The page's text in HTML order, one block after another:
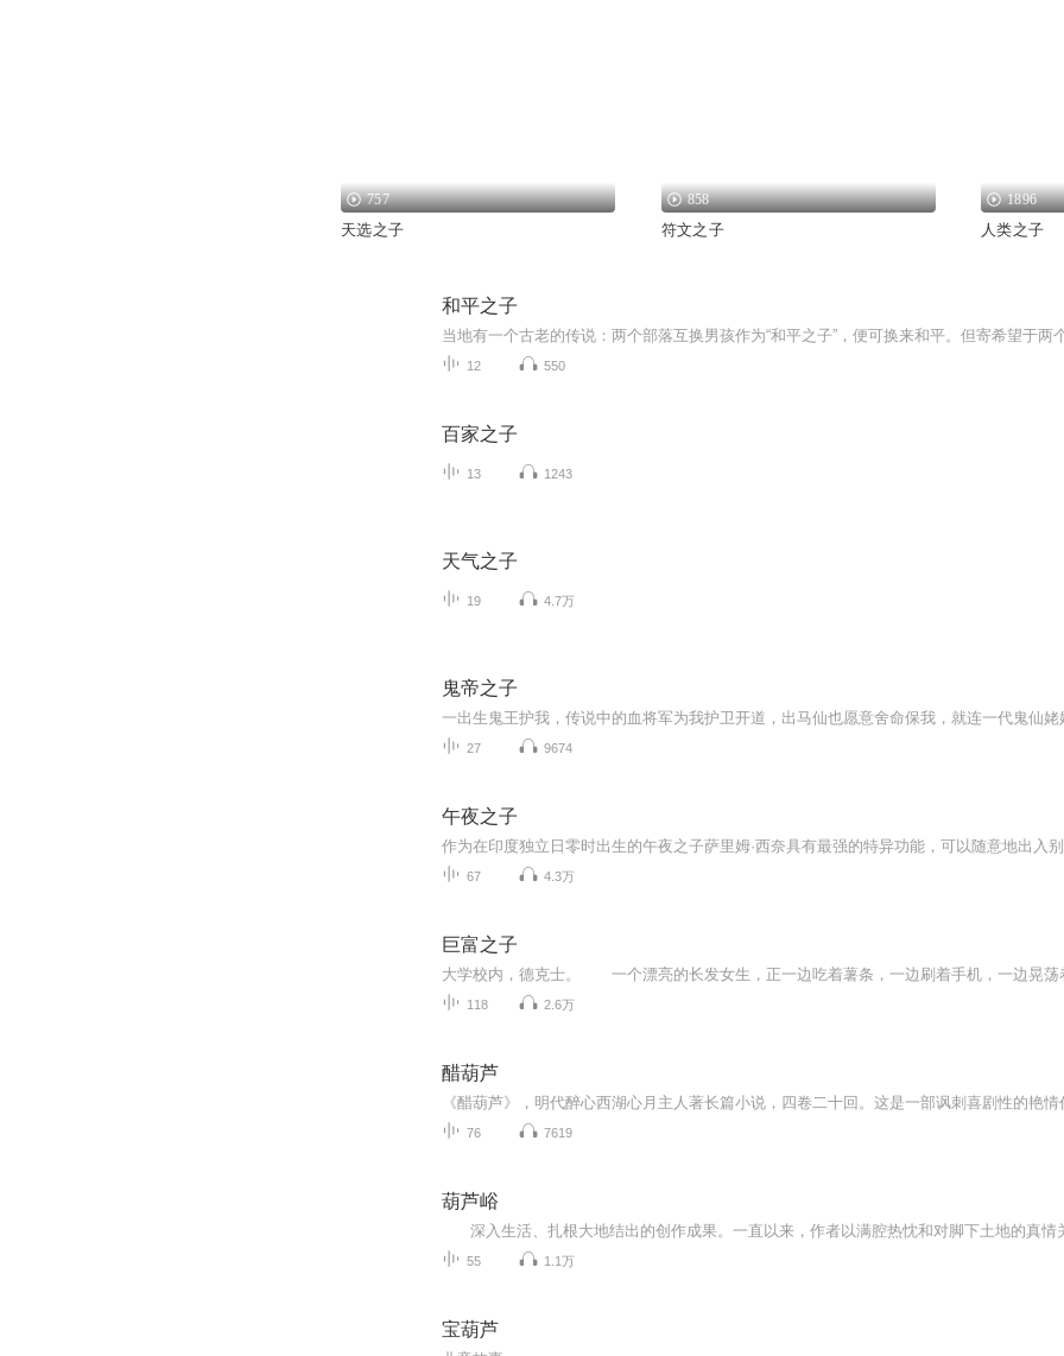
757
天选之子
858
符文之子
1896
人类之子
和平之子
12 550
百家之子
13 1243
天气之子
19 4.7万
鬼帝之子
27 9674
午夜之子
67 4.3万
巨富之子
大学校内，德克士。 一个漂亮的长发女生，正一边吃着薯条，一边刷着手机，一边晃荡
118 2.6万
醋葫芦
76 7619
葫芦峪
55 1.1万
宝葫芦